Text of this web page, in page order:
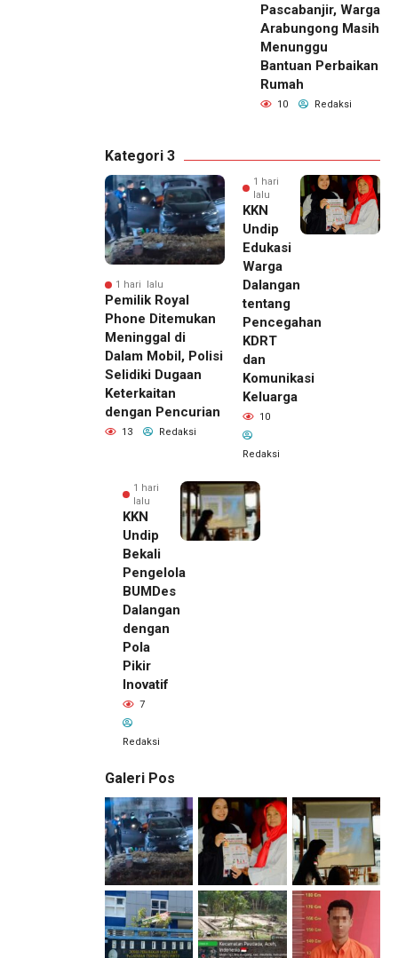
Pascabanjir, Warga
Arabungong Masih
Menunggu
Bantuan Perbaikan
Rumah
10 Redaksi
Kategori 3
1 hari lalu
Pemilik Royal
Phone Ditemukan
Meninggal di
Dalam Mobil, Polisi
Selidiki Dugaan
Keterkaitan
dengan Pencurian
13 Redaksi
1 hari
lalu
KKN
Undip
Edukasi
Warga
Dalangan
tentang
Pencegahan
KDRT
dan
Komunikasi
Keluarga
10
Redaksi
1 hari
lalu
KKN
Undip
Bekali
Pengelola
BUMDes
Dalangan
dengan
Pola
Pikir
Inovatif
7
Redaksi
Galeri Pos